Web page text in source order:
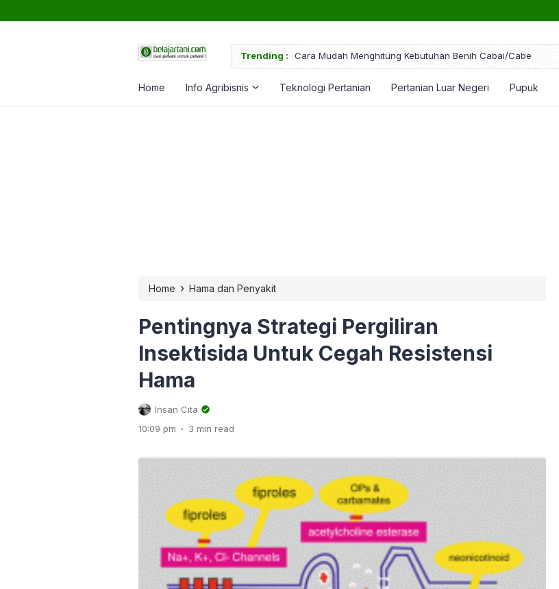
Trending : Cara Mudah Menghitung Kebutuhan Benih Cabai/Cabe
Home Info Agribisnis Teknologi Pertanian Pertanian Luar Negeri Pupuk
Home › Hama dan Penyakit
Pentingnya Strategi Pergiliran
Insektisida Untuk Cegah Resistensi
Hama
Insan Cita
10:09 pm . 3 min read